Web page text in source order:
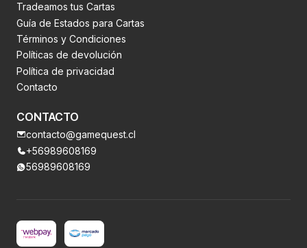
Tradeamos tus Cartas
Guía de Estados para Cartas
Términos y Condiciones
Políticas de devolución
Política de privacidad
Contacto
CONTACTO
contacto@gamequest.cl
+56989608169
56989608169